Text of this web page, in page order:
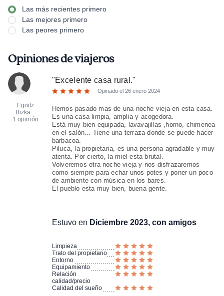
Las más recientes primero
Las mejores primero
Las peores primero
Opiniones de viajeros
Egoitz
Bizka...
1 opinión
"Excelente casa rural."
Opinado el 26 enero 2024
Hemos pasado mas de una noche vieja en esta casa.
Es una casa limpia, amplia y acogedora.
Está muy bien equipada, lavavajillas ,horno, chimenea
en el salón... Tiene una terraza donde se puede hacer
barbacoa.
Piluca, la propietaria, es una persona agradable y muy
atenta. Por cierto, la miel esta brutal.
Volveremos otra noche vieja y nos disfrazaremos
como siempre para echar unos potes y poner un poco
de ambiente con música en los bares.
El pueblo esta muy bien, buena gente.
Estuvo en Diciembre 2023, con amigos
Limpieza
Trato del propietario
Entorno
Equipamiento
Relación
calidad/precio
Calidad del sueño